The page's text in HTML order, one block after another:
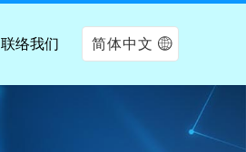
联络我们 简体中文